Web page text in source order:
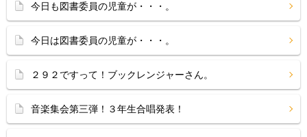
今日も図書委員の児童が・・・。
今日は図書委員の児童が・・・。
２９２ですって！ブックレンジャーさん。
音楽集会第三弾！３年生合唱発表！